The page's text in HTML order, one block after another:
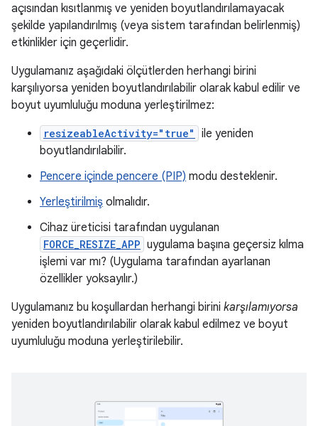
açısından kısıtlanmış ve yeniden boyutlandırılamayacak
şekilde yapılandırılmış (veya sistem tarafından belirlenmiş)
etkinlikler için geçerlidir.
Uygulamanız aşağıdaki ölçütlerden herhangi birini
karşılıyorsa yeniden boyutlandırılabilir olarak kabul edilir ve
boyut uyumluluğu moduna yerleştirilmez:
resizeableActivity="true"
ile yeniden
boyutlandırılabilir.
Pencere içinde pencere (PIP) modu desteklenir.
Yerleştirilmiş olmalıdır.
Cihaz üreticisi tarafından uygulanan
FORCE_RESIZE_APP uygulama başına geçersiz kılma
işlemi var mı? (Uygulama tarafından ayarlanan
özellikler yoksayılır.)
Uygulamanız bu koşullardan herhangi birini karşılamıyorsa
yeniden boyutlandırılabilir olarak kabul edilmez ve boyut
uyumluluğu moduna yerleştirilebilir.